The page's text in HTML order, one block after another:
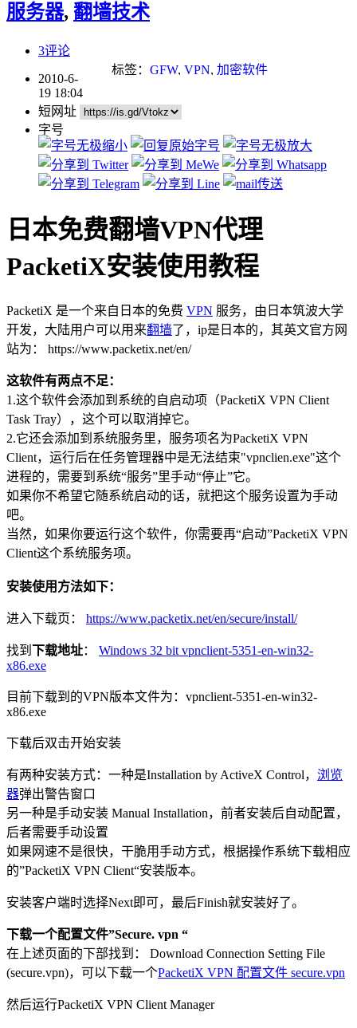
服务器, 翻墙技术
3评论
标签： GFW, VPN, 加密软件
2010-6-
19 18:04
短网址
字号
日本免费翻墙VPN代理
PacketiX安装使用教程
PacketiX 是一个来自日本的免费 VPN 服务，由日本筑波大学
开发，大陆用户可以用来翻墙了，ip是日本的，其英文官方网
站为： https://www.packetix.net/en/
这软件有两点不足：
1.这个软件会添加到系统的自启动项（PacketiX VPN Client
Task Tray），这个可以取消掉它。
2.它还会添加到系统服务里，服务项名为PacketiX VPN
Client，运行后在任务管理器中是无法结束"vpnclien.exe"这个
进程的，需要到系统“服务”里手动“停止”它。
如果你不希望它随系统启动的话，就把这个服务设置为手动
吧。
当然，如果你要运行这个软件，你需要再“启动”PacketiX VPN
Client这个系统服务项。
安装使用方法如下：
进入下载页： https://www.packetix.net/en/secure/install/
找到 下载地址： Windows 32 bit vpnclient-5351-en-win32-
x86.exe
目前下载到的VPN版本文件为：vpnclient-5351-en-win32-
x86.exe
下载后双击开始安装
有两种安装方式：一种是Installation by ActiveX Control， 浏览
器弹出警告窗口
另一种是手动安装 Manual Installation，前者安装后自动配置，
后者需要手动设置
如果网速不是很快，干脆用手动方式，根据操作系统下载相应
的”PacketiX VPN Client“安装版本。
安装客户端时选择Next即可，最后Finish就安装好了。
下载一个配置文件”Secure. vpn “
在上述页面的下部找到： Download Connection Setting File
(secure.vpn)，可以下载一个PacketiX VPN 配置文件 secure.vpn
然后运行PacketiX VPN Client Manager